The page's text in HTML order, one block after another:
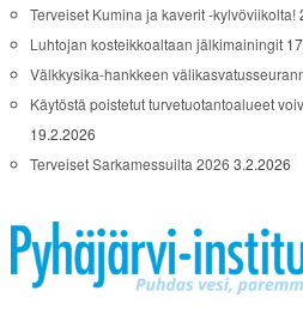
Terveiset Kumina ja kaverit -kylvöviikolta!
Luhtojan kosteikkoaltaan jälkimainingit
Välkkysika-hankkeen
Käytöstä poistetut turvetuotantoalueet
19.2.2026
Terveiset Sarkamessuilta 2026 3.2.2026